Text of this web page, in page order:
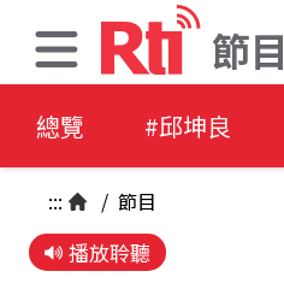
節目
總覽 #邱坤良
::: / 節目
播放聆聽